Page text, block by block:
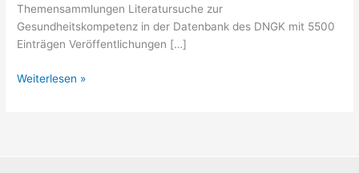
Themensammlungen Literatursuche zur
Gesundheitskompetenz in der Datenbank des DNGK mit 5500
Einträgen Veröffentlichungen […]
DNGK
Weiterlesen »